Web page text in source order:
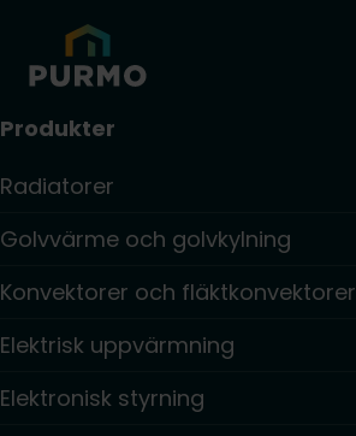
Produkter
Radiatorer
Golvvärme och golvkylning
Konvektorer och fläktkonvektorer
Elektrisk uppvärmning
Elektronisk styrning